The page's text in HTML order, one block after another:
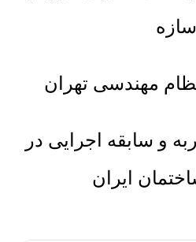
سازه
مهندسی تهران
تجربه و سابقه اجرایی در
ایران